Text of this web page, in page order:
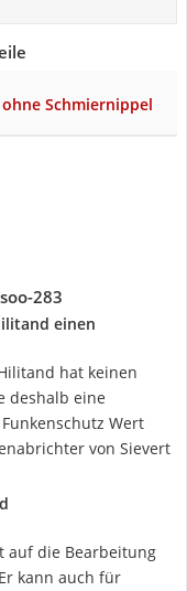
ohne Schmiernippel
283
einen
hat keinen
deshalb eine
Wert
von Sievert
auf die Bearbeitung
kann auch für